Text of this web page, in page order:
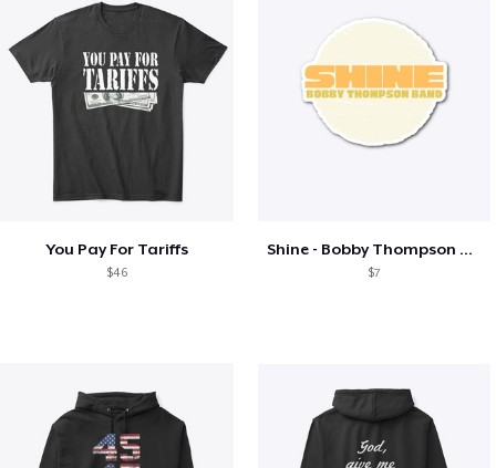
You Pay For Tariffs
$46
Shine - Bobby Thompson Band Merch
$7